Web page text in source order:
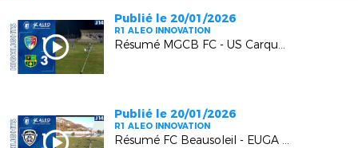
Publié le 20/01/2026
R1 ALEO INNOVATION
Résumé MGCB FC - US Carqueiranne Crau : 1-3
Publié le 20/01/2026
R1 ALEO INNOVATION
Résumé FC Beausoleil - EUGA Ardziv : 1-3